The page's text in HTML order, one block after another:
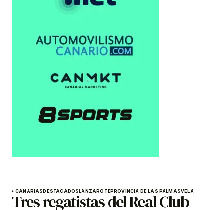
CANARIASDESTACADOSLANZAROTEPROVINCIA DE LAS PALMASVELA
Tres regatistas del Real Club